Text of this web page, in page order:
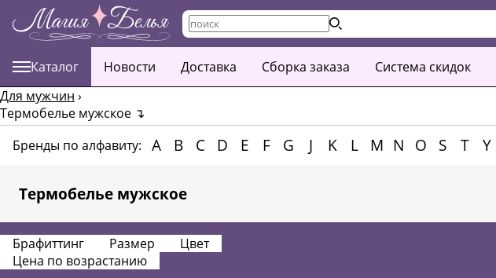
Каталог Новости Доставка Сборка заказа Система скидок
Для мужчин ›
Термобелье мужское ↴
Бренды по алфавиту:
A B C D E F G J K L M N O S T Y
Термобелье мужское
Брафиттинг Размер
Цвет
Цена по возрастанию